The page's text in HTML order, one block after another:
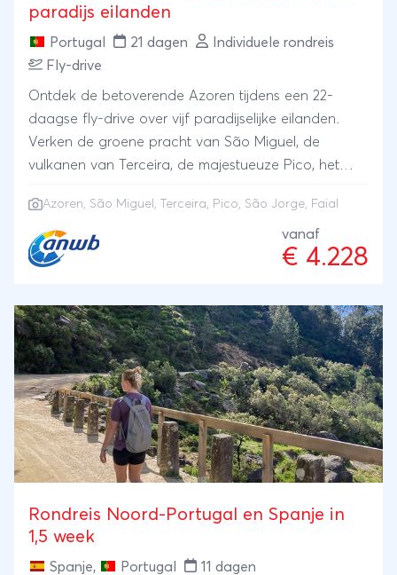
paradijs eilanden
Portugal 21 dagen
Individuele rondreis
Fly-drive
Ontdek de betoverende Azoren tijdens een 22-
daagse fly-drive over vijf paradijselijke eilanden.
Verken de groene pracht van São Miguel, de
vulkanen van Terceira, de majestueuze Pico, het
Vluchten, ferry's en autohuur zijn inbegrepen!
Azoren, São Miguel, Terceira, Pico, São Jorge, Faial
vanaf
€ 4.228
Rondreis Noord-Portugal en Spanje in
1,5 week
Spanje, Portugal
11 dagen